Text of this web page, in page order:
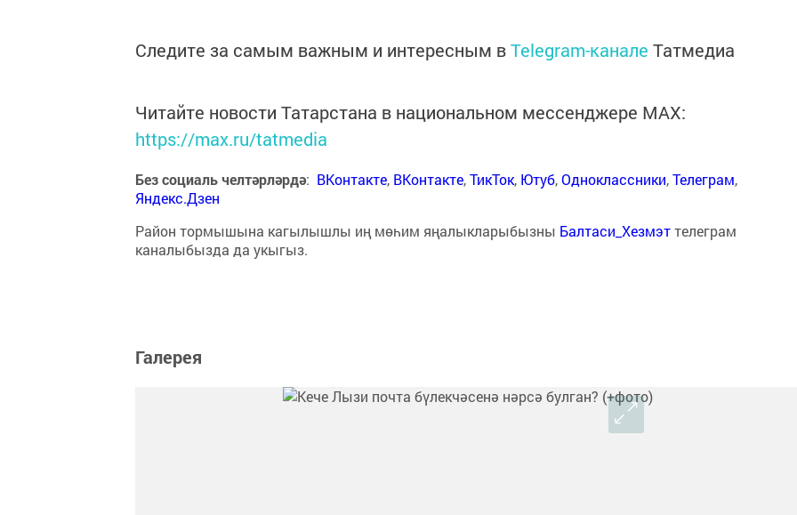
Следите за самым важным и интересным вTelegram-канале Татмедиа
Читайте новости Татарстана в национальном мессенджере MАХ:
https://max.ru/tatmedia
Без социаль челтәрләрдә: ВКонтакте, ВКонтакте,ТикТок, Ютуб,Одноклассники,Телеграм,
Яндекс.Дзен
Район тормышына кагылышлы иң мөһим яңалыкларыбызны Балтаси_Хезмэттелеграм
каналыбызда да укыгыз.
Галерея